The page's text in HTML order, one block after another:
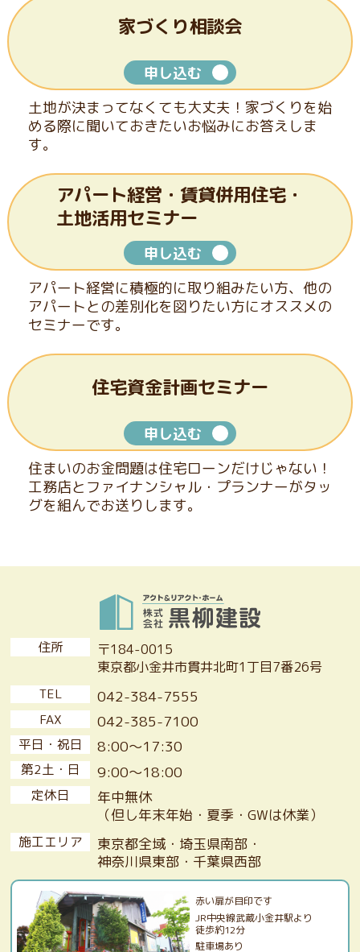
家づくり相談会
申し込む
土地が決まってなくても大丈夫！家づくりを始
める際に聞いておきたいお悩みにお答えしま
す。
アパート経営・賃貸併用住宅・
土地活用セミナー
申し込む
アパート経営に積極的に取り組みたい方、他の
アパートとの差別化を図りたい方にオススメの
セミナーです。
住宅資金計画セミナー
申し込む
住まいのお金問題は住宅ローンだけじゃない！
工務店と ファイナンシャル・プランナーがタッ
グを組んでお送りします。
住所
〒184-0015
東京都小金井市貫井北町1丁目7番26号
TEL
042-384-7555
FAX 042-385-7100
平日・祝日 8:00〜17:30
第2土・日 9:00〜18:00
定休日
年中無休
（但し年末年始・夏季・GWは休業）
施工エリア
東京都全域・埼玉県南部・
神奈川県東部・千葉県西部
赤い扉が目印です
JR中央線武蔵小金井駅より
徒歩約12分
駐車場あり